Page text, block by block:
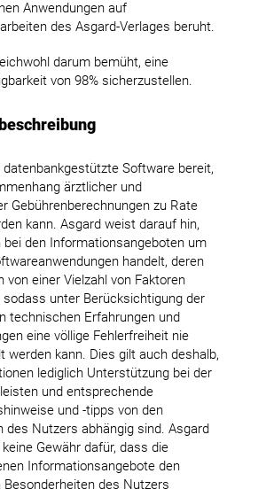
Anwendungen auf
des Asgard-Verlages beruht.
darum bemüht, eine
von 98% sicherzustellen.
Software bereit,
ärztlicher und
Gebührenberechnungen zu Rate
kann. Asgard weist darauf hin,
den Informationsangeboten um
handelt, deren
von einer Vielzahl von Faktoren
sodass unter Berücksichtigung der
technischen Erfahrungen und
eine völlige Fehlerfreiheit nie
werden kann. Dies gilt auch deshalb,
lediglich Unterstützung bei der
und entsprechende
und -tipps von den
des Nutzers abhängig sind. Asgard
Gewähr dafür, dass die
Informationsangebote den
Besonderheiten des Nutzers